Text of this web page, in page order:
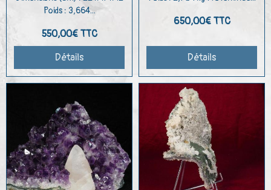
Poids : 3,664...
550,00€ TTC
Détails
650,00€ TTC
Détails